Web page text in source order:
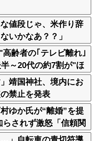
値段じゃ、米作り辞
いかなあ？？」
齢者の｢テレビ離れ｣
～20代の約7割が"ほ
靖国神社、境内にお
禁止を発表
ゆか氏が“離婚”を提
されず激怒「信頼関
るのは無理」